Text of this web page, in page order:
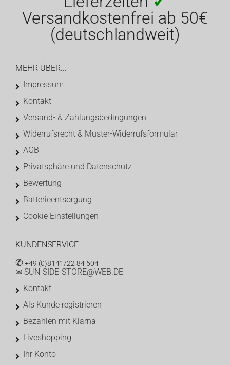
Versandkostenfrei ab 50€
(deutschlandweit)
MEHR ÜBER...
Impressum
Kontakt
Versand- & Zahlungsbedingungen
Widerrufsrecht & Muster-Widerrufsformular
AGB
Privatsphäre und Datenschutz
Bewertung
Batterieentsorgung
Cookie Einstellungen
KUNDENSERVICE
✆+49 (0)8141/22 84 604
✉ SUN-SIDE-STORE@WEB.DE
Kontakt
Als Kunde registrieren
Bezahlen mit Klarna
Liveshopping
Ihr Konto